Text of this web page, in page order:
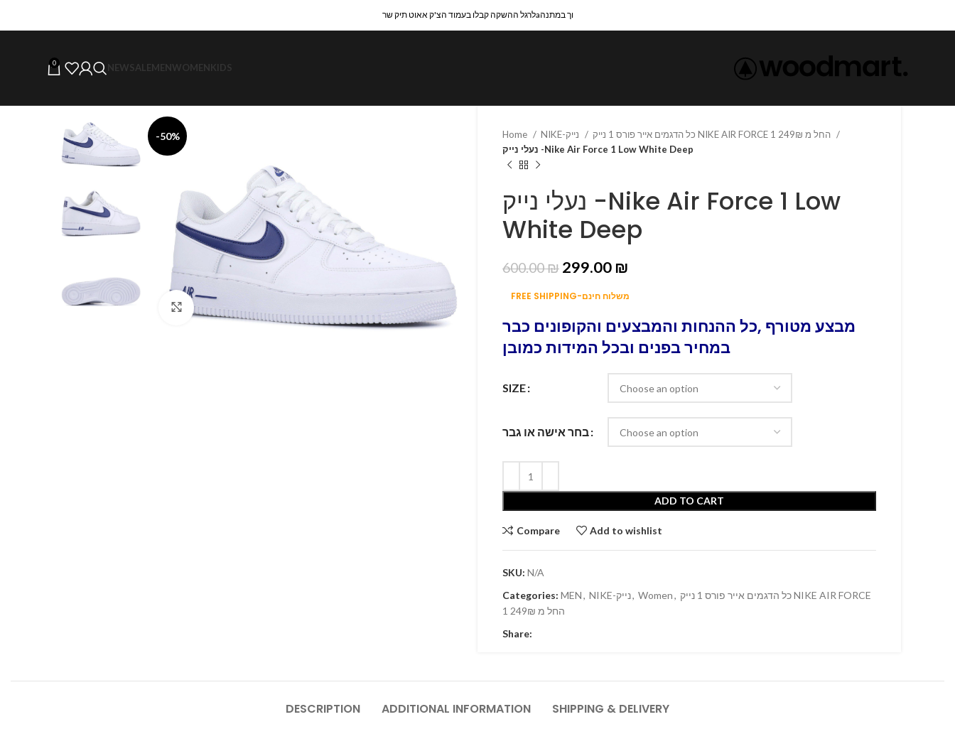
לרגל ההשקה קבלו בעמוד הצ'ק אאוט תיק שרaוך במתנה
0 NEWSALEMENWOMENKIDS
-50%
Click to enlarge
Home
נעלי נייק -Nike Air Force 1 Low White Deep
נעלי נייק -Nike Air Force 1 Low
White Deep
600.00₪ 299.00 ₪
FREE SHIPPING-משלוח חינם
מבצע מטורף ,כל ההנחות והמבצעים והקופונים כבר
במחיר בפנים ובכל המידות כמובן
SIZE
בחר אישה או גבר
ADD TO CART
Compare Add to wishlist
SKU: N/A
Categories: MEN, NIKE-נייק, Women, כל הדגמים אייר פורס 1 נייק NIKE AIR FORCE
1 החל מ 249₪
Share:
DESCRIPTION ADDITIONAL INFORMATION SHIPPING & DELIVERY